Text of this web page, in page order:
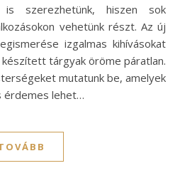
is szerezhetünk, hiszen sok
vehetünk részt. Az új
izgalmas kihívásokat
tárgyak öröme páratlan.
mutatunk be, amelyek
érdemes lehet…